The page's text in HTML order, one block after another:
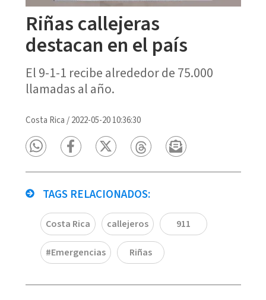
Riñas callejeras
destacan en el país
El 9-1-1 recibe alrededor de 75.000
llamadas al año.
Costa Rica /2022-05-20 10:36:30
TAGS RELACIONADOS:
Costa Rica callejeros 911
#Emergencias Riñas